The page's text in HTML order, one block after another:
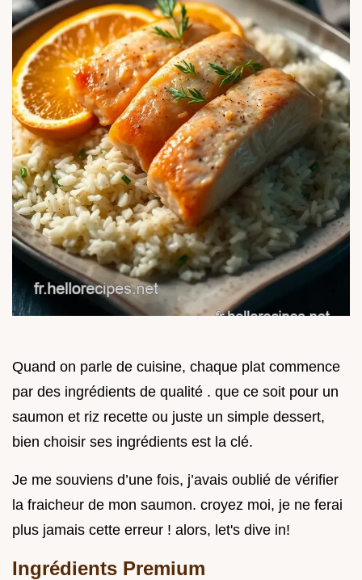
Quand on parle de cuisine, chaque plat commence
par des ingrédients de qualité . que ce soit pour un
saumon et riz recette ou juste un simple dessert,
bien choisir ses ingrédients est la clé.
Je me souviens d’une fois, j’avais oublié de vérifier
la fraicheur de mon saumon. croyez moi, je ne ferai
plus jamais cette erreur ! alors, let's dive in!
Ingrédients Premium